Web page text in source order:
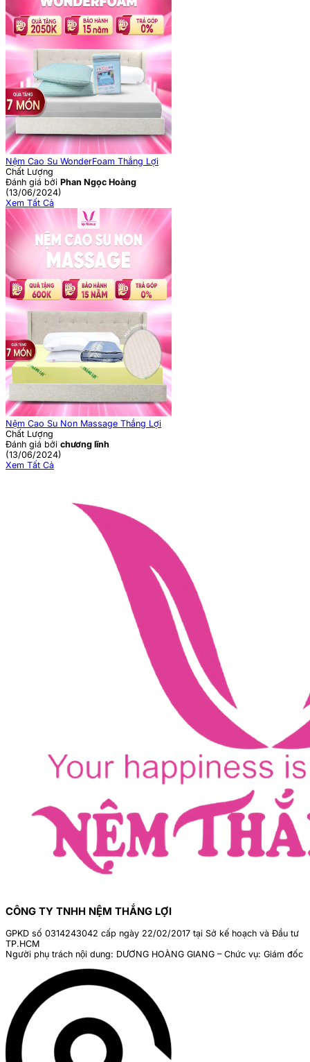
Nệm Cao Su WonderFoam Thắng Lợi
Chất Lượng
Đánh giá bởi Phan Ngọc Hoàng
(13/06/2024)
Xem Tất Cả
Nệm Cao Su Non Massage Thắng Lợi
Chất Lượng
Đánh giá bởi chương lĩnh
(13/06/2024)
Xem Tất Cả
CÔNG TY TNHH NỆM THẮNG LỢI
GPKD số 0314243042 cấp ngày 22/02/2017 tại Sở kế hoạch và Đầu tư
TP.HCM
Người phụ trách nội dung: DƯƠNG HOÀNG GIANG – Chức vụ: Giám đốc